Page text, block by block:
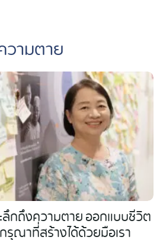
วามตาย
ลึกถึงความตาย ออกแบบชีวิต
ณาที่สร้างได้ด้วยมือเรา